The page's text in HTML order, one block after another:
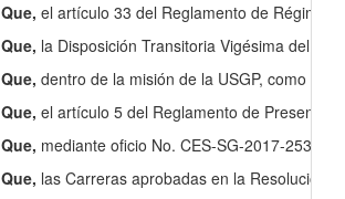
Que, el artículo 33 del Reglamento de
Que, la Disposición Transitoria Vigésima del
Que, dentro de la misión de la USGP, como
Que, el artículo 5 del Reglamento de
Que, mediante oficio No. CES-SG-2017-2535-
Que, las Carreras aprobadas en la Resolución